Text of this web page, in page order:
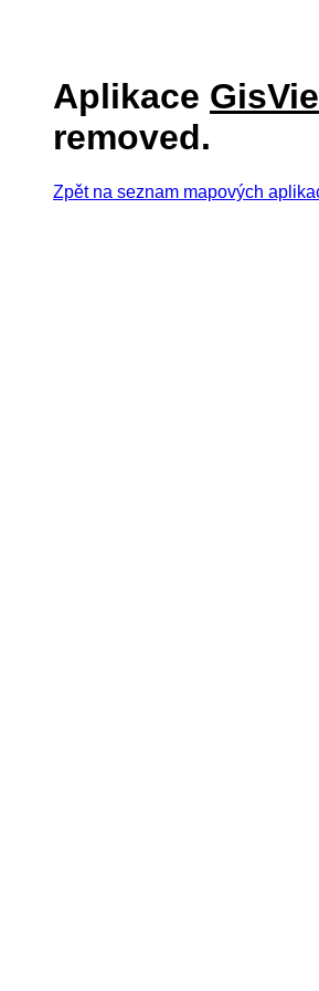
Aplikace
removed.
Zpět na seznam mapových